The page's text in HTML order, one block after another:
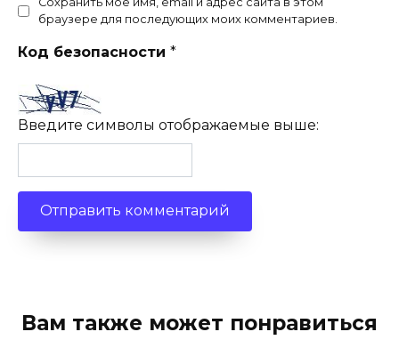
браузере для последующих моих комментариев.
Код безопасности *
Введите символы отображаемые выше:
Вам также может понравиться